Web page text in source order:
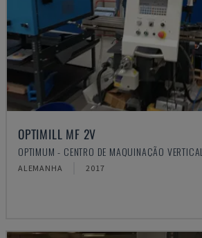
OPTIMILL MF 2V
OPTIMUM - CENTRO DE MAQUINAÇÃO VERTICAL
ALEMANHA 2017